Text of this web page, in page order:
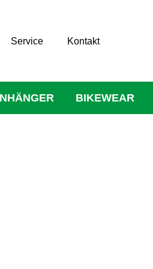
Service Kontakt
BIKEWEAR